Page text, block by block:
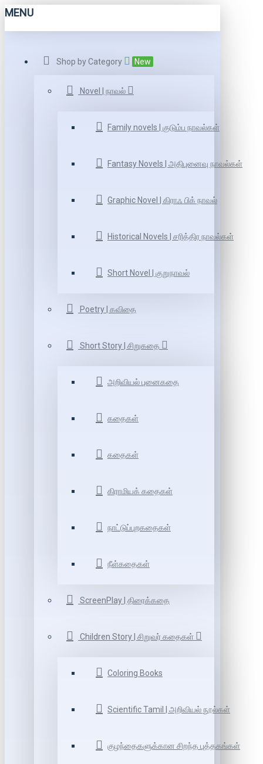
MENU
Shop by Category New
Novel | நாவல்
Family novels | குடும்ப நாவல்கள்
Fantasy Novels | அதிபுனைவு நாவல்கள்
Graphic Novel | கிராஃ பிக் நாவல்
Historical Novels | சரித்திர நாவல்கள்
Short Novel | குறுநாவல்
Poetry | கவிதை
Short Story | சிறுகதை
அறிவியல் புனைகதை
கதைகள்
கதைகள்
கிராமியக் கதைகள்
நாட்டுப்புறகதைகள்
நீள்கதைகள்
ScreenPlay | திரைக்கதை
Children Story | சிறுவர் கதைகள்
Coloring Books
Scientific Tamil | அறிவியல் நூல்கள்
குழந்தைகளுக்கான சிறந்த புத்தகங்கள்